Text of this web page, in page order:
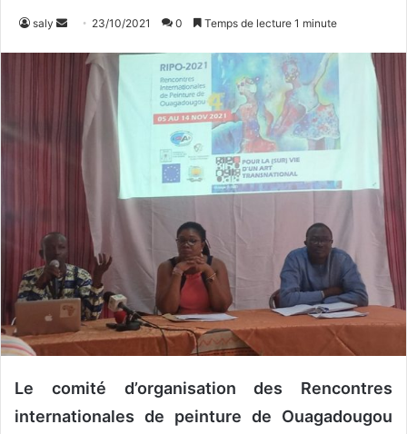
saly
v
u
r
r
i
23/10/2021 0 Temps de lecture 1 minute
Le comité d’organisation des Rencontres
internationales de peinture de Ouagadougou